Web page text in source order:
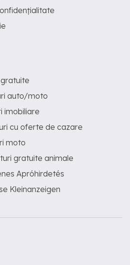
auto/moto
imobiliare
cu oferte de cazare
moto
gratuite animale
Apróhirdetés
Kleinanzeigen